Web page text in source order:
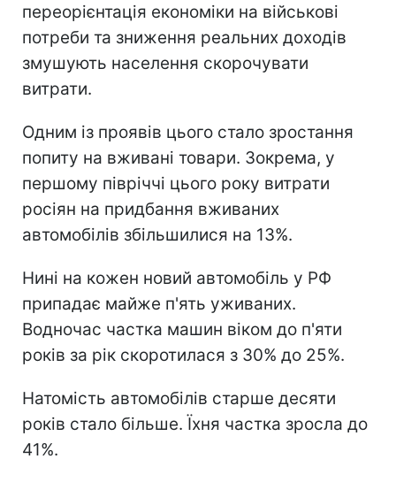
переорієнтація економіки на військові
потреби та зниження реальних доходів
змушують населення скорочувати
витрати.
Одним із проявів цього стало зростання
попиту на вживані товари. Зокрема, у
першому півріччі цього року витрати
росіян на придбання вживаних
автомобілів збільшилися на 13%.
Нині на кожен новий автомобіль у РФ
припадає майже п'ять уживаних.
Водночас частка машин віком до п'яти
років за рік скоротилася з 30% до 25%.
Натомість автомобілів старше десяти
років стало більше. Їхня частка зросла до
41%.